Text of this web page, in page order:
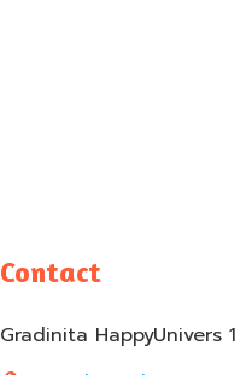
Contact
Gradinita HappyUnivers 1